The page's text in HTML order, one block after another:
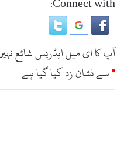
آپ کا ای میل ایڈریس شائع
*سے نشان زد کیا گیا ہے